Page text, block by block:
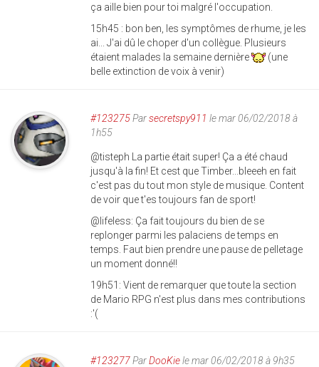
ça aille bien pour toi malgré l'occupation.
15h45 : bon ben, les symptômes de rhume, je les
ai... J'ai dû le choper d'un collègue. Plusieurs
étaient malades la semaine dernière
(une
belle extinction de voix à venir)
#123275Parsecretspy911 le mar 06/02/2018 à
1h55
@tisteph La partie était super! Ça a été chaud
jusqu'à la fin! Et cest que Timber...bleeeh en fait
c'est pas du tout mon style de musique. Content
de voir que t'es toujours fan de sport!
@lifeless: Ça fait toujours du bien de se
replonger parmi les palaciens de temps en
temps. Faut bien prendre une pause de pelletage
un moment donné!!
19h51: Vient de remarquer que toute la section
de Mario RPG n'est plus dans mes contributions
:'(
#123277ParDooKiele mar 06/02/2018 à 9h35